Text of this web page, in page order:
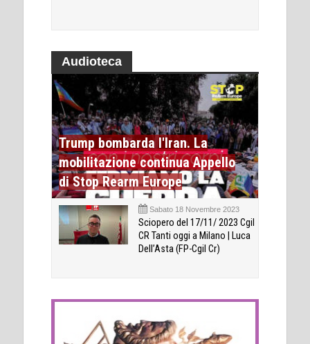
Audioteca
Trump bombarda l'Iran. La
mobilitazione continua Appello
di Stop Rearm Europe
Sabato 18 Novembre 2023
Sciopero del 17/11/ 2023 Cgil
CR Tanti oggi a Milano | Luca
Dell’Asta (FP-Cgil Cr)